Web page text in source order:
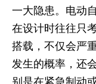
一大隐患。电动
在设计时往往只
搭载，不仅会严
发生的概率，还
别是在紧急制动